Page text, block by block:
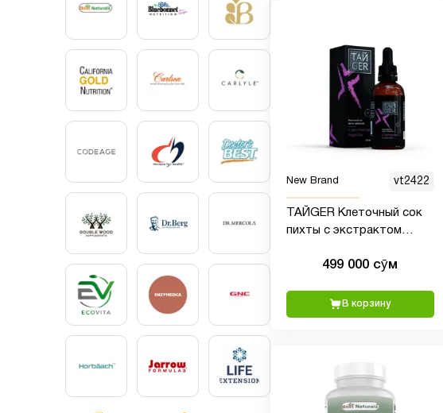
New Brand vt2422
ТАЙGER Клеточный сок
пихты с экстрактом
499 000 сӯм
В корзину